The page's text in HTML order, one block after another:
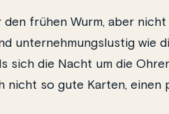
den frühen Wurm, aber
unternehmungslustig wie
sich die Nacht um die
nicht so gute Karten, einen